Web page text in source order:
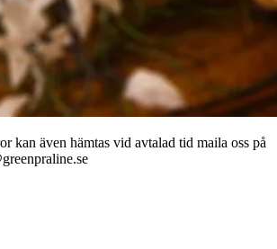
kan även hämtas vid avtalad tid maila oss på